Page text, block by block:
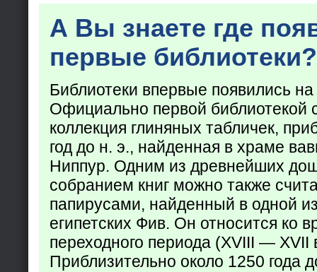
А Вы знаете где
первые библиотеки?
Библиотеки впервые появились
Официально первой библиотекой
коллекция глиняных табличек,
год до н. э., найденная в храме
Ниппур. Одним из древнейших
собранием книг можно также
папирусами, найденный в одной
египетских Фив. Он относится ко
переходного периода (XVIII — XVII
Приблизительно около 1250 года